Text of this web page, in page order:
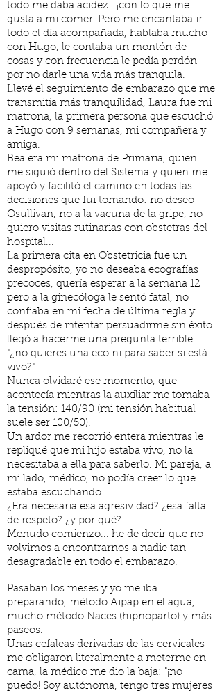
todo me daba acidez.. ¡con lo que me
gusta a mi comer! Pero me encantaba ir
todo el día acompañada, hablaba mucho
con Hugo, le contaba un montón de
cosas y con frecuencia le pedía perdón
por no darle una vida más tranquila.
Llevé el seguimiento de embarazo que me
transmitía más tranquilidad, Laura fue mi
matrona, la primera persona que escuchó
a Hugo con 9 semanas, mi compañera y
amiga.
Bea era mi matrona de Primaria, quien
me siguió dentro del Sistema y quien me
apoyó y facilitó el camino en todas las
decisiones que fui tomando: no deseo
Osullivan, no a la vacuna de la gripe, no
quiero visitas rutinarias con obstetras del
hospital...
La primera cita en Obstetricia fue un
despropósito, yo no deseaba ecografías
precoces, quería esperar a la semana 12
pero a la ginecóloga le sentó fatal, no
confiaba en mi fecha de última regla y
después de intentar persuadirme sin éxito
llegó a hacerme una pregunta terrible
"¿no quieres una eco ni para saber si está
vivo?"
Nunca olvidaré ese momento, que
acontecía mientras la auxiliar me tomaba
la tensión: 140/90 (mi tensión habitual
suele ser 100/50).
Un ardor me recorrió entera mientras le
repliqué que mi hijo estaba vivo, no la
necesitaba a ella para saberlo. Mi pareja, a
mi lado, médico, no podía creer lo que
estaba escuchando.
¿Era necesaria esa agresividad? ¿esa falta
de respeto? ¿y por qué?
Menudo comienzo... he de decir que no
volvimos a encontrarnos a nadie tan
desagradable en todo el embarazo.
Pasaban los meses y yo me iba
preparando, método Aipap en el agua,
mucho método Naces (hipnoparto) y más
paseos.
Unas cefaleas derivadas de las cervicales
me obligaron literalmente a meterme en
cama, la médico me dio la baja: "¡no
puedo! Soy autónoma, tengo tres mujeres